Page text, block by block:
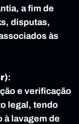
a fim de
disputas,
às
:
e verificação
legal, tendo
à lavagem de